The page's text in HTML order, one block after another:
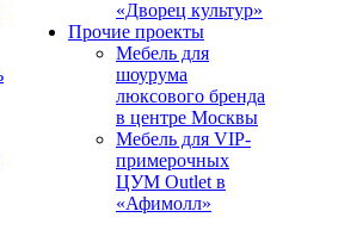
«Дворец культур»
Прочие проекты
Мебель для
шоурума
люксового бренда
в центре Москвы
Мебель для VIP-
примерочных
ЦУМ Outlet в
«Афимолл»